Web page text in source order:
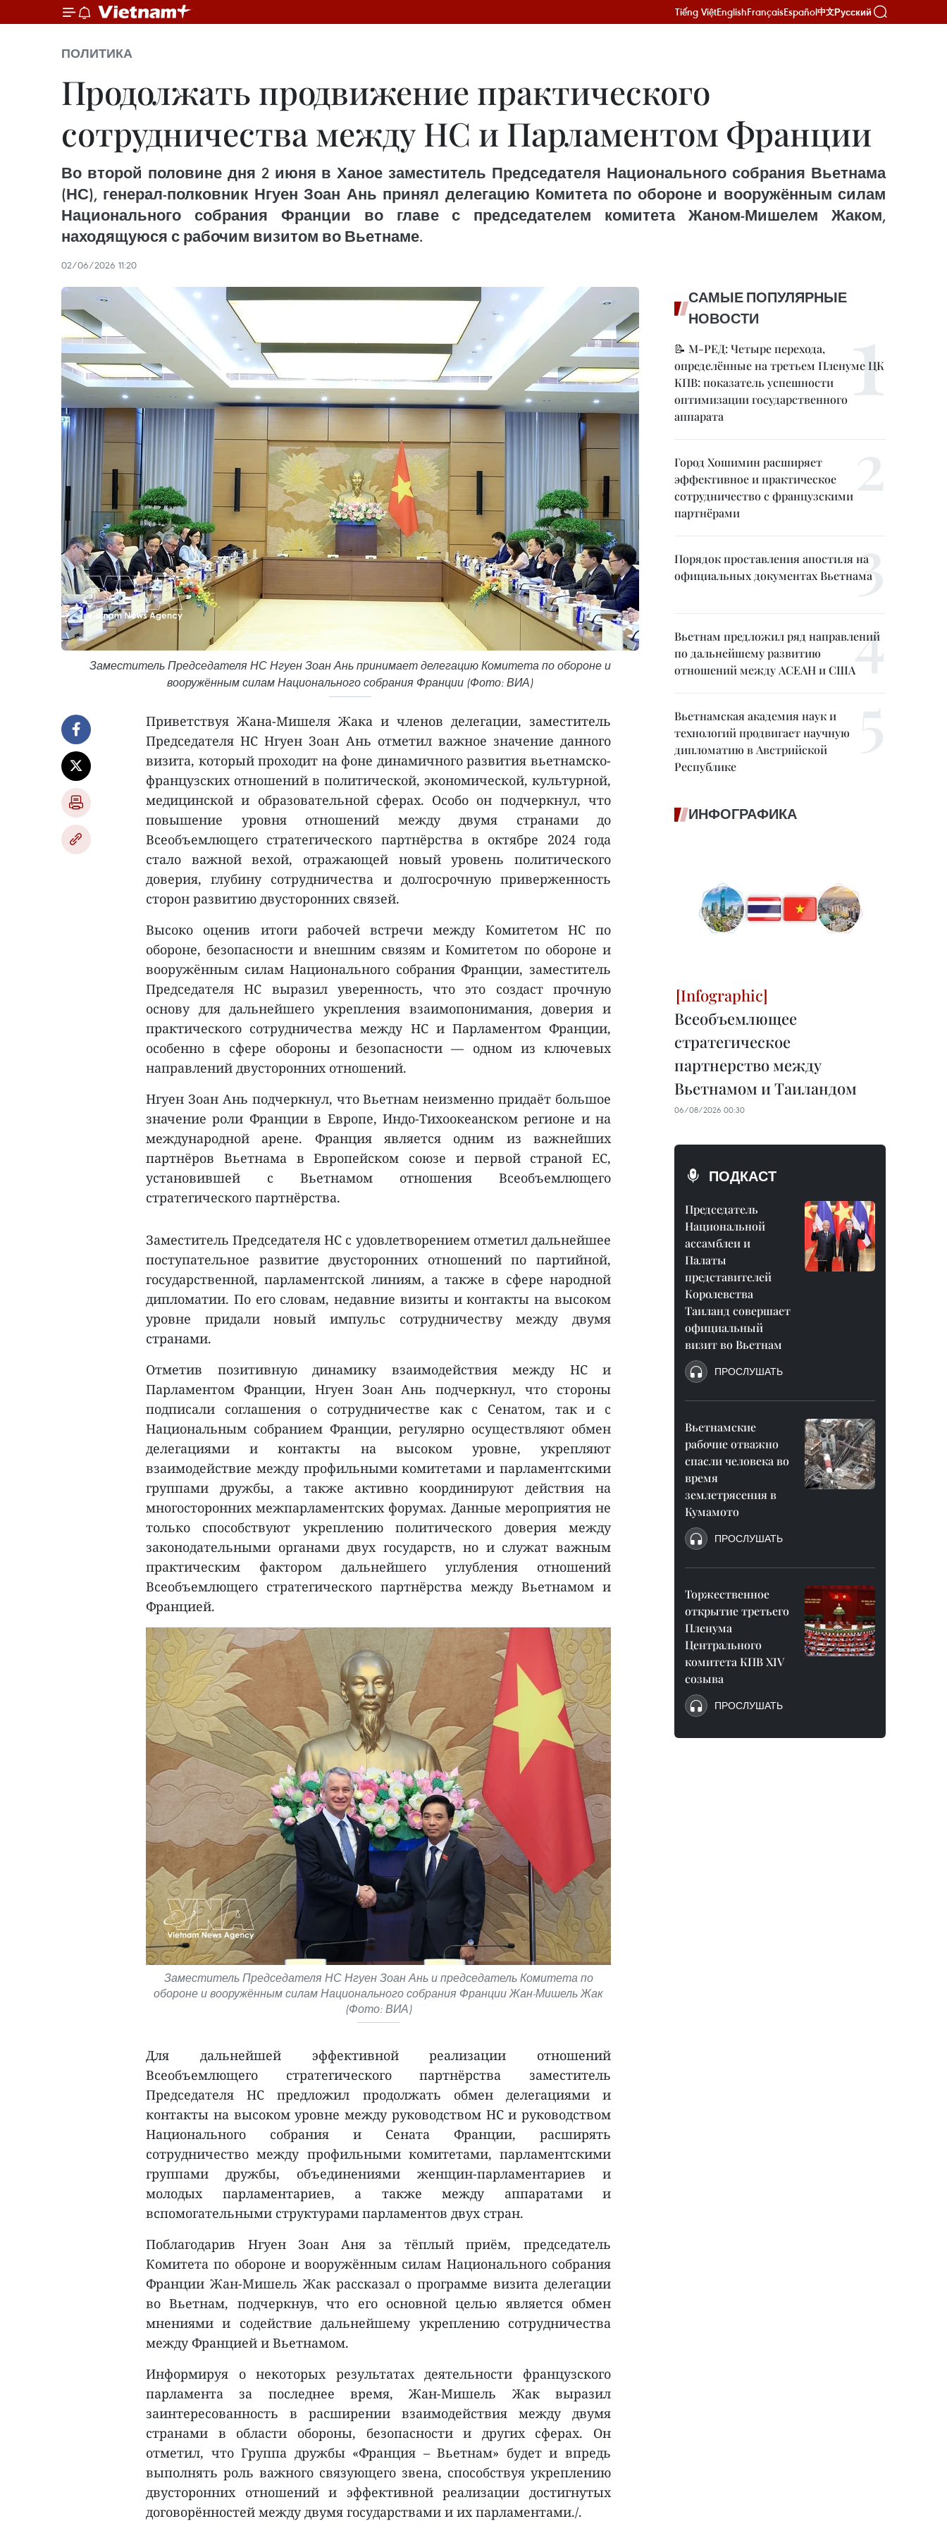
Tiếng ViệtEnglishFrançaisEspañol中文Русский
ПОЛИТИКА
Продолжать продвижение практического
сотрудничества между НС и Парламентом Франции
Во второй половине дня 2 июня в Ханое заместитель Председателя Национального собрания Вьетнама
(НС), генерал-полковник Нгуен Зоан Ань принял делегацию Комитета по обороне и вооружённым силам
Национального собрания Франции во главе с председателем комитета Жаном-Мишелем Жаком,
находящуюся с рабочим визитом во Вьетнаме.
02/06/2026 11:20
Заместитель Председателя НС Нгуен Зоан Ань принимает делегацию Комитета по обороне и
вооружённым силам Национального собрания Франции (Фото: ВИА)
Приветствуя Жана-Мишеля Жака и членов делегации, заместитель
Председателя НС Нгуен Зоан Ань отметил важное значение данного
визита, который проходит на фоне динамичного развития вьетнамско-
французских отношений в политической, экономической, культурной,
медицинской и образовательной сферах. Особо он подчеркнул, что
повышение уровня отношений между двумя странами до
Всеобъемлющего стратегического партнёрства в октябре 2024 года
стало важной вехой, отражающей новый уровень политического
доверия, глубину сотрудничества и долгосрочную приверженность
сторон развитию двусторонних связей.
Высоко оценив итоги рабочей встречи между Комитетом НС по
обороне, безопасности и внешним связям и Комитетом по обороне и
вооружённым силам Национального собрания Франции, заместитель
Председателя НС выразил уверенность, что это создаст прочную
основу для дальнейшего укрепления взаимопонимания, доверия и
практического сотрудничества между НС и Парламентом Франции,
особенно в сфере обороны и безопасности — одном из ключевых
направлений двусторонних отношений.
Нгуен Зоан Ань подчеркнул, что Вьетнам неизменно придаёт большое
значение роли Франции в Европе, Индо-Тихоокеанском регионе и на
международной арене. Франция является одним из важнейших
партнёров Вьетнама в Европейском союзе и первой страной ЕС,
установившей с Вьетнамом отношения Всеобъемлющего
стратегического партнёрства.
Заместитель Председателя НС с удовлетворением отметил дальнейшее
поступательное развитие двусторонних отношений по партийной,
государственной, парламентской линиям, а также в сфере народной
дипломатии. По его словам, недавние визиты и контакты на высоком
уровне придали новый импульс сотрудничеству между двумя
странами.
Отметив позитивную динамику взаимодействия между НС и
Парламентом Франции, Нгуен Зоан Ань подчеркнул, что стороны
подписали соглашения о сотрудничестве как с Сенатом, так и с
Национальным собранием Франции, регулярно осуществляют обмен
делегациями и контакты на высоком уровне, укрепляют
взаимодействие между профильными комитетами и парламентскими
группами дружбы, а также активно координируют действия на
многосторонних межпарламентских форумах. Данные мероприятия не
только способствуют укреплению политического доверия между
законодательными органами двух государств, но и служат важным
практическим фактором дальнейшего углубления отношений
Всеобъемлющего стратегического партнёрства между Вьетнамом и
Францией.
Заместитель Председателя НС Нгуен Зоан Ань и председатель Комитета по
обороне и вооружённым силам Национального собрания Франции Жан-Мишель Жак
(Фото: ВИА)
Для дальнейшей эффективной реализации отношений
Всеобъемлющего стратегического партнёрства заместитель
Председателя НС предложил продолжать обмен делегациями и
контакты на высоком уровне между руководством НС и руководством
Национального собрания и Сената Франции, расширять
сотрудничество между профильными комитетами, парламентскими
группами дружбы, объединениями женщин-парламентариев и
молодых парламентариев, а также между аппаратами и
вспомогательными структурами парламентов двух стран.
Поблагодарив Нгуен Зоан Аня за тёплый приём, председатель
Комитета по обороне и вооружённым силам Национального собрания
Франции Жан-Мишель Жак рассказал о программе визита делегации
во Вьетнам, подчеркнув, что его основной целью является обмен
мнениями и содействие дальнейшему укреплению сотрудничества
между Францией и Вьетнамом.
Информируя о некоторых результатах деятельности французского
парламента за последнее время, Жан-Мишель Жак выразил
заинтересованность в расширении взаимодействия между двумя
странами в области обороны, безопасности и других сферах. Он
отметил, что Группа дружбы «Франция – Вьетнам» будет и впредь
выполнять роль важного связующего звена, способствуя укреплению
двусторонних отношений и эффективной реализации достигнутых
договорённостей между двумя государствами и их парламентами./.
САМЫЕ ПОПУЛЯРНЫЕ
НОВОСТИ
📝 М-РЕД: Четыре перехода,
определённые на третьем Пленуме ЦК
КПВ: показатель успешности
оптимизации государственного
аппарата
Город Хошимин расширяет
эффективное и практическое
сотрудничество с французскими
партнёрами
Порядок проставления апостиля на
официальных документах Вьетнама
Вьетнам предложил ряд направлений
по дальнейшему развитию
отношений между АСЕАН и США
Вьетнамская академия наук и
технологий продвигает научную
дипломатию в Австрийской
Республике
ИНФОГРАФИКА
Всеобъемлющее
стратегическое
партнерство между
Вьетнамом и Таиландом
06/08/2026 00:30
ПОДКАСТ
Председатель
Национальной
ассамблеи и
Палаты
представителей
Королевства
Таиланд совершает
официальный
визит во Вьетнам
ПРОСЛУШАТЬ
Вьетнамские
рабочие отважно
спасли человека во
время
землетрясения в
Кумамото
ПРОСЛУШАТЬ
Торжественное
открытие третьего
Пленума
Центрального
комитета КПВ XIV
созыва
ПРОСЛУШАТЬ